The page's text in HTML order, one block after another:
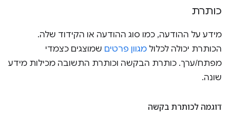
כותרת
מידע על ההודעה, כמו סוג ההודעה או הקידוד שלה.
הכותרת יכולה לכלול מגוון פרטים שמוצגים כצמדי
מפתח/ערך. כותרת הבקשה וכותרת התשובה מכילות מידע
שונה.
דוגמה לכותרת בקשה